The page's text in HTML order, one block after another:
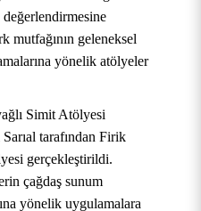
değerlendirmesine
mutfağının geleneksel
yönelik atölyeler
Simit Atölyesi
tarafından Firik
gerçekleştirildi.
çağdaş sunum
yönelik uygulamalara